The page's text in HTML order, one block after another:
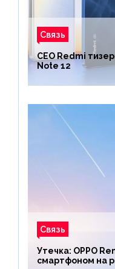
Связь
CEO Redmi
Note 12
Связь
Утечка: OPPO
смартфоном на